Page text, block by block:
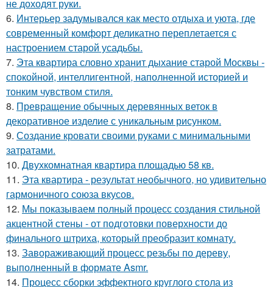
не доходят руки.
6. Интерьер задумывался как место отдыха и уюта, где
современный комфорт деликатно переплетается с
настроением старой усадьбы.
7. Эта квартира словно хранит дыхание старой Москвы -
спокойной, интеллигентной, наполненной историей и
тонким чувством стиля.
8. Превращение обычных деревянных веток в
декоративное изделие с уникальным рисунком.
9. Создание кровати своими руками с минимальными
затратами.
10. Двухкомнатная квартира площадью 58 кв.
11. Эта квартира - результат необычного, но удивительно
гармоничного союза вкусов.
12. Мы показываем полный процесс создания стильной
акцентной стены - от подготовки поверхности до
финального штриха, который преобразит комнату.
13. Завораживающий процесс резьбы по дереву,
выполненный в формате Asmr.
14. Процесс сборки эффектного круглого стола из